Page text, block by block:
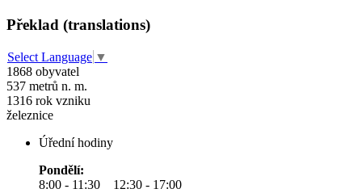
Překlad (translations)
Select Language ▼
1868 obyvatel
537 metrů n. m.
1316 rok vzniku
železnice
Úřední hodiny
Pondělí:
8:00 - 11:30 12:30 - 17:00